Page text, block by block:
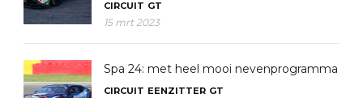
CIRCUIT GT
15 mrt 2023
Spa 24: met heel mooi nevenprogramma
CIRCUIT EENZITTER GT